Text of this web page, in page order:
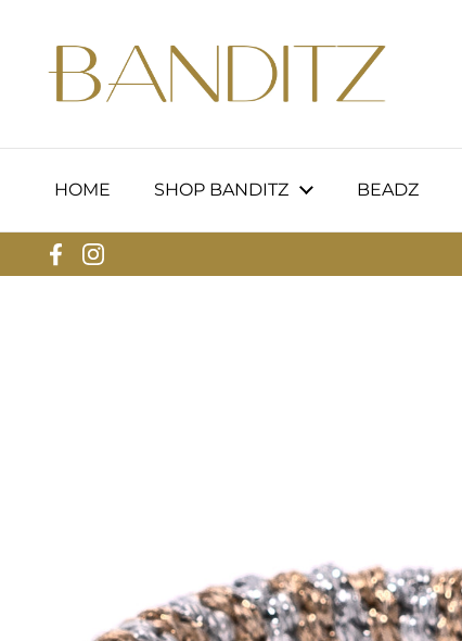
HOME SHOP BANDITZ BEADZ
Facebook
Instagram